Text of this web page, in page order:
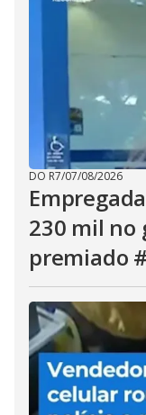
DO R7/07/08/2026
230 mil no
premiado